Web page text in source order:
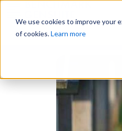
We use cookies to improve your
of cookies.Learn more